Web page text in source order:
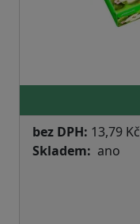
bez DPH: 13,79 Kč
Skladem
ano